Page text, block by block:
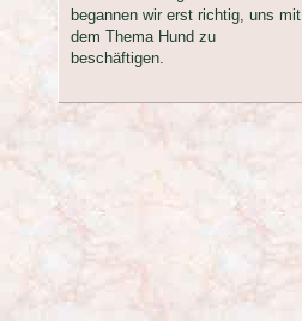
begannen wir erst richtig, uns mit
dem Thema Hund zu
beschäftigen.